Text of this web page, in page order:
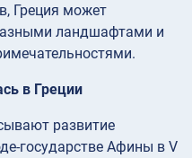
Греция может
ландшафтами и
в Греции
развитие
государстве Афины в V